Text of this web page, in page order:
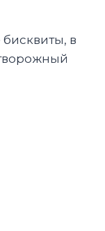
в